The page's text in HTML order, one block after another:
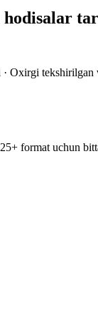
hodisalar
Oxirgi tekshirilgan
format uchun